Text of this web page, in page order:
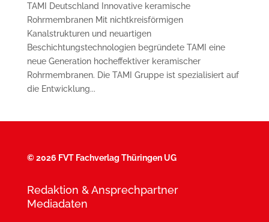
TAMI Deutschland Innovative keramische
Rohrmembranen Mit nichtkreisförmigen
Kanalstrukturen und neuartigen
Beschichtungstechnologien begründete TAMI eine
neue Generation hocheffektiver keramischer
Rohrmembranen. Die TAMI Gruppe ist spezialisiert auf
die Entwicklung...
©2026 FVT Fachverlag Thüringen UG
Redaktion & Ansprechpartner
Mediadaten